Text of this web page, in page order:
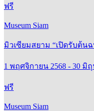
ฟรี
Museum Siam
มิวเซียมสยาม “เปิดรับต้น
1 พฤศจิกายน 2568 - 30 มิ
ฟรี
Museum Siam